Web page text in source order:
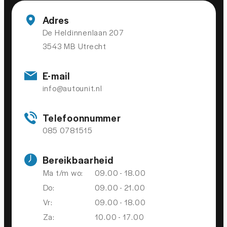
VEILIGHEID
Achteruitrijcamera
Dodehoek detector
Dodehoek detector
Airbag(s) hoofd voor
Airbag(s) side voor
Airbag bestuurder
Airbag passagier
Alarmsysteem
Adres
De Heldinnenlaan 207
3543 MB Utrecht
E-mail
info@autounit.nl
Telefoonnummer
085 0781515
Bereikbaarheid
Ma t/m wo:
09.00 - 18.00
Do:
09.00 - 21.00
Vr:
09.00 - 18.00
Za:
10.00 - 17.00